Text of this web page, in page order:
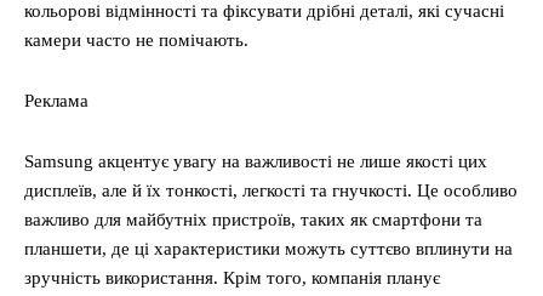
кольорові відмінності та фіксувати дрібні деталі, які сучасні
камери часто не помічають.
Реклама
Samsung акцентує увагу на важливості не лише якості цих
дисплеїв, але й їх тонкості, легкості та гнучкості. Це особливо
важливо для майбутніх пристроїв, таких як смартфони та
планшети, де ці характеристики можуть суттєво вплинути на
зручність використання. Крім того, компанія планує